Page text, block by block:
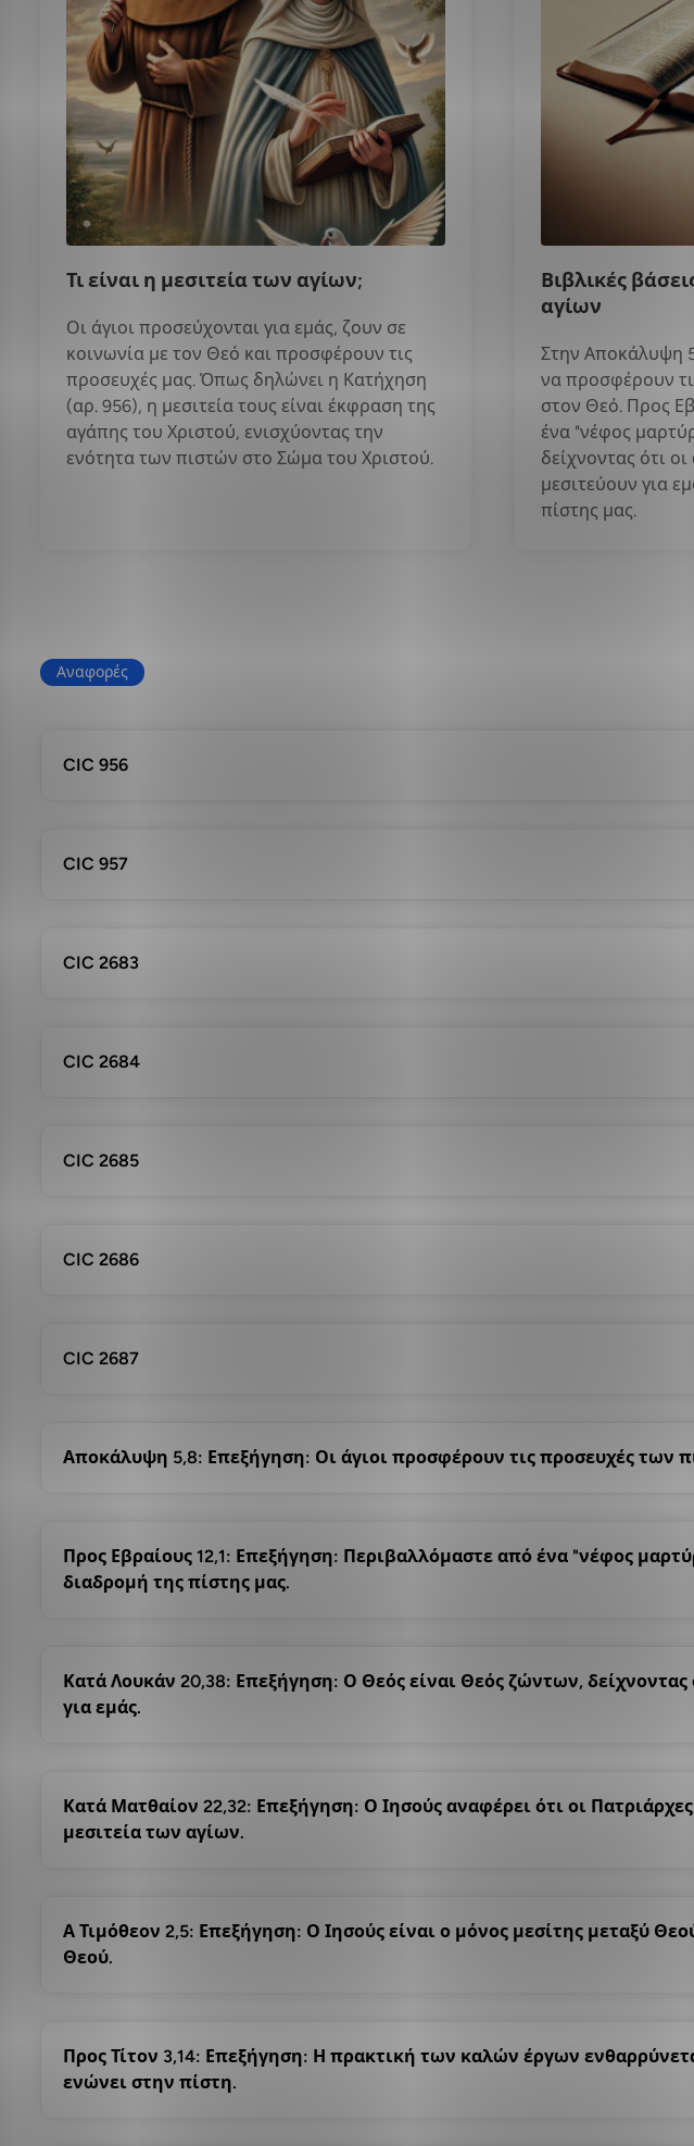
Τι είναι η μεσιτεία των αγίων;
Οι άγιοι προσεύχονται για εμάς, ζουν σε
κοινωνία με τον Θεό και προσφέρουν τις
προσευχές μας. Όπως δηλώνει η Κατήχηση
(αρ. 956), η μεσιτεία τους είναι έκφραση της
αγάπης του Χριστού, ενισχύοντας την
ενότητα των πιστών στο Σώμα του Χριστού.
Βιβλικές
αγίων
Στην Αποκάλυψη
να προσφέρουν
στον Θεό. Προς
ένα "νέφος
δείχνοντας ότι
μεσιτεύουν για
πίστης μας.
Αναφορές
CIC 956
CIC 957
CIC 2683
CIC 2684
CIC 2685
CIC 2686
CIC 2687
Αποκάλυψη 5,8: Επεξήγηση: Οι άγιοι προσφέρουν τις προσευχές των
Προς Εβραίους 12,1: Επεξήγηση: Περιβαλλόμαστε από ένα "νέφος
διαδρομή της πίστης μας.
Κατά Λουκάν 20,38: Επεξήγηση: Ο Θεός είναι Θεός ζώντων,
για εμάς.
Κατά Ματθαίον 22,32: Επεξήγηση: Ο Ιησούς αναφέρει ότι οι
μεσιτεία των αγίων.
Α Τιμόθεον 2,5: Επεξήγηση: Ο Ιησούς είναι ο μόνος μεσίτης μεταξύ
Θεού.
Προς Τίτον 3,14: Επεξήγηση: Η πρακτική των καλών έργων
ενώνει στην πίστη.